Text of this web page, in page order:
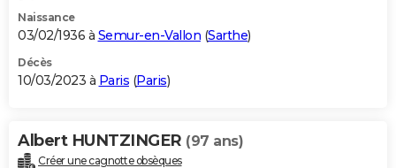
Naissance
03/02/1936 à Semur-en-Vallon (Sarthe)
Décès
10/03/2023 à Paris (Paris)
Albert HUNTZINGER (97 ans)
Créer une cagnotte obsèques